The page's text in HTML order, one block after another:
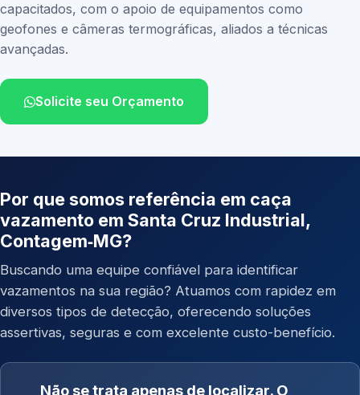
capacitados, com o apoio de equipamentos como
geofones e câmeras termográficas, aliados a técnicas
avançadas.
Solicite seu Orçamento
Por que somos referência em caça
vazamento em Santa Cruz Industrial,
Contagem‑MG?
Buscando uma equipe confiável para identificar
vazamentos na sua região? Atuamos com rapidez em
diversos tipos de detecção, oferecendo soluções
assertivas, seguras e com excelente custo-benefício.
Não se trata apenas de localizar. O